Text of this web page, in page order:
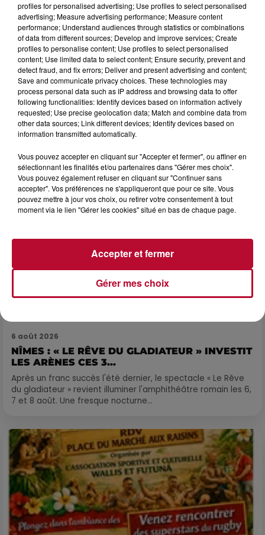
7 août 2026
DINER CONCERT À LA MJC DE MARSEILLAN
6 août 2026
NÎMES : « LE RÊVE DU GLADIATEUR » INVESTIT
LES ARÈNES CES 3...
Après un franc succès l'été dernier, le spectacle « Le Rêve
du gladiateur » revient illuminer l'amphithéâtre romain les 6,
7 et 8 août. Une fresque nocturne...
profiles for personalised advertising; Use profiles to select personalised
advertising; Measure advertising performance; Measure content
performance; Understand audiences through statistics or combinations
of data from different sources; Develop and improve services; Create
profiles to personalise content; Use profiles to select personalised
content; Use limited data to select content; Ensure security, prevent and
detect fraud, and fix errors; Deliver and present advertising and content;
Save and communicate privacy choices. These technologies may
process personal data such as IP address and browsing data to offer
following functionalities: Identify devices based on information actively
requested; Use precise geolocation data; Match and combine data from
other data sources; Link different devices; Identify devices based on
information transmitted automatically.
Vous pouvez accepter en cliquant sur "Accepter et fermer", ou affiner en
sélectionnant les finalités et/ou partenaires dans "Gérer mes choix".
Vous pouvez également refuser en cliquant sur "Continuer sans
accepter". Vos préférences ne s'appliqueront que pour ce site. Vous
pouvez mettre à jour vos choix, ou retirer votre consentement à tout
moment via le lien "Gérer les cookies" situé en bas de chaque page.
Gérer mes choix
Accepter et fermer